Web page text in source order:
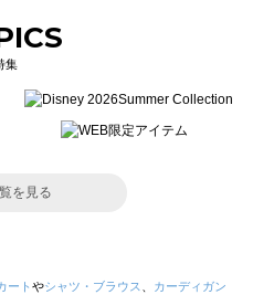
集
を見る
ート やシャツ・ブラウス
カーディガン